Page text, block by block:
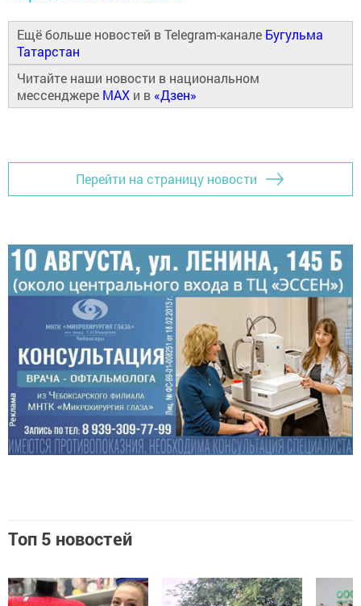
Ещё больше новостей в Telegram-канале Бугульма
Татарстан
Читайте наши новости в национальном
мессенджере MAX и в «Дзен»
Перейти на страницу новости
Топ 5 новостей